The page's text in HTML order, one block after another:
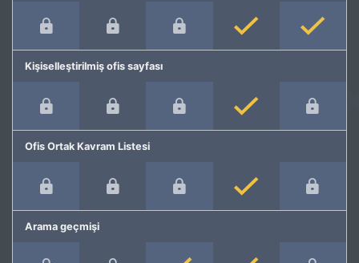
Kişiselleştirilmiş ofis sayfası
Ofis Ortak Kavram Listesi
Arama geçmişi